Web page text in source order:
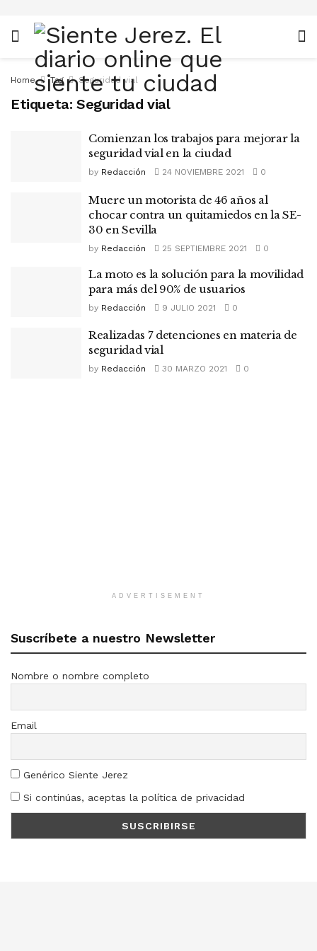
Home Tag Seguridad vial
Etiqueta: Seguridad vial
Comienzan los trabajos para mejorar la
seguridad vial en la ciudad
by Redacción 24 NOVIEMBRE 2021 0
Muere un motorista de 46 años al
chocar contra un quitamiedos en la SE-
30 en Sevilla
by Redacción 25 SEPTIEMBRE 2021 0
La moto es la solución para la movilidad
para más del 90% de usuarios
by Redacción 9 JULIO 2021 0
Realizadas 7 detenciones en materia de
seguridad vial
by Redacción 30 MARZO 2021 0
ADVERTISEMENT
Suscríbete a nuestro Newsletter
Nombre o nombre completo
Email
Genérico Siente Jerez
Si continúas, aceptas la política de privacidad